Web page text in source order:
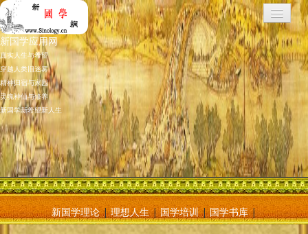
新国学应用网
真实人生与希望
穿越人类旧迷雾
精神归宿与家园
灵魂神仙与修养
新国学新希望新人生
新国学理论|理想人生|国学培训|国学书库|